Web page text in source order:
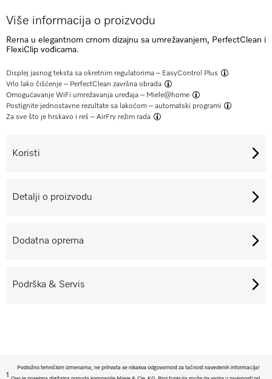
Više informacija o proizvodu
Rerna u elegantnom crnom dizajnu sa umrežavanjem, PerfectClean i
FlexiClip vođicama.
Displej jasnog teksta sa okretnim regulatorima – EasyControl Plus
Vrlo lako čišćenje – PerfectClean završna obrada
Omogućavanje WiFi umrežavanja uređaja – Miele@home
Postignite jednostavne rezultate sa lakoćom –automatski programi
Za sve što je hrskavo i reš –AirFry režim rada
Koristi
Detalji o proizvodu
Dodatna oprema
Podrška & Servis
Podložno tehničkim izmenama; ne prihvata se nikakva odgovornost za tačnost navedenih informacija!
1